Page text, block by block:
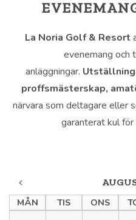
La Noria Golf & Resort
evenemang och
anläggningar.
proffsmästerskap,
närvara som deltagare eller
garanterat kul
MÅN TIS ONS